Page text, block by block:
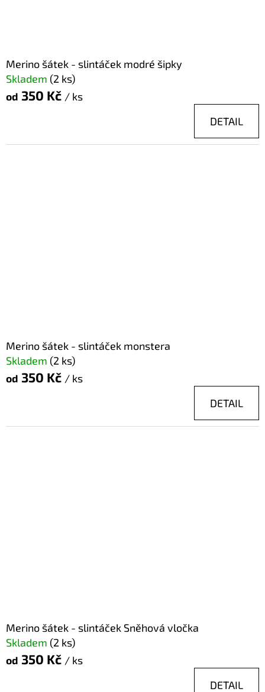
Merino šátek - slintáček modré šipky
Skladem (2 ks)
od 350 Kč / ks
DETAIL
Merino šátek - slintáček monstera
Skladem (2 ks)
od 350 Kč / ks
DETAIL
Merino šátek - slintáček Sněhová vločka
Skladem (2 ks)
od 350 Kč / ks
DETAIL